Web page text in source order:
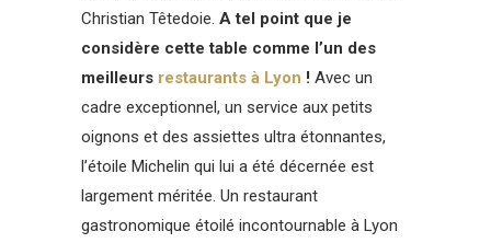
Christian Têtedoie. A tel point que je
considère cette table comme l’un des
meilleurs restaurants à Lyon ! Avec un
cadre exceptionnel, un service aux petits
oignons et des assiettes ultra étonnantes,
l’étoile Michelin qui lui a été décernée est
largement méritée. Un restaurant
gastronomique étoilé incontournable à Lyon